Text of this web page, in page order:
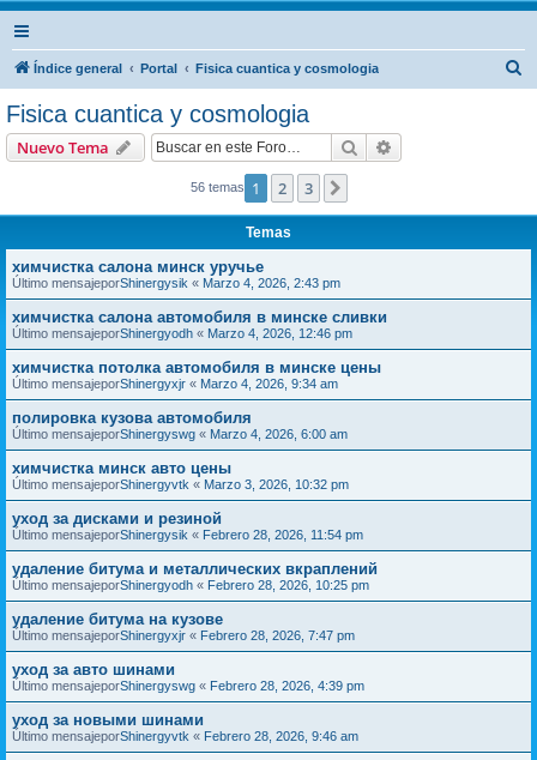
Índice general Portal Fisica cuantica y cosmologia
Fisica cuantica y cosmologia
Nuevo Tema Buscar
56 temas 1 2 3
Temas
химчистка салона минск уручье
Último mensajeporShinergysik « Marzo 4, 2026, 2:43 pm
химчистка салона автомобиля в минске сливки
Último mensajeporShinergyodh « Marzo 4, 2026, 12:46 pm
химчистка потолка автомобиля в минске цены
Último mensajeporShinergyxjr « Marzo 4, 2026, 9:34 am
полировка кузова автомобиля
Último mensajeporShinergyswg « Marzo 4, 2026, 6:00 am
химчистка минск авто цены
Último mensajeporShinergyvtk « Marzo 3, 2026, 10:32 pm
уход за дисками и резиной
Último mensajeporShinergysik « Febrero 28, 2026, 11:54 pm
удаление битума и металлических вкраплений
Último mensajeporShinergyodh « Febrero 28, 2026, 10:25 pm
удаление битума на кузове
Último mensajeporShinergyxjr « Febrero 28, 2026, 7:47 pm
уход за авто шинами
Último mensajeporShinergyswg « Febrero 28, 2026, 4:39 pm
уход за новыми шинами
Último mensajeporShinergyvtk « Febrero 28, 2026, 9:46 am